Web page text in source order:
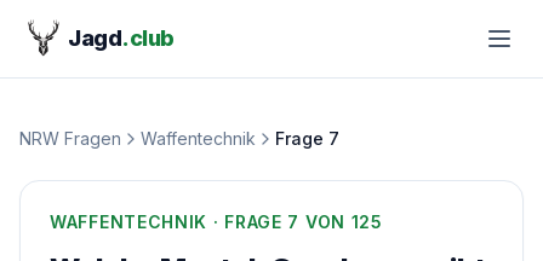
Jagd.club
NRW Fragen Waffentechnik Frage 7
WAFFENTECHNIK · FRAGE 7 VON 125